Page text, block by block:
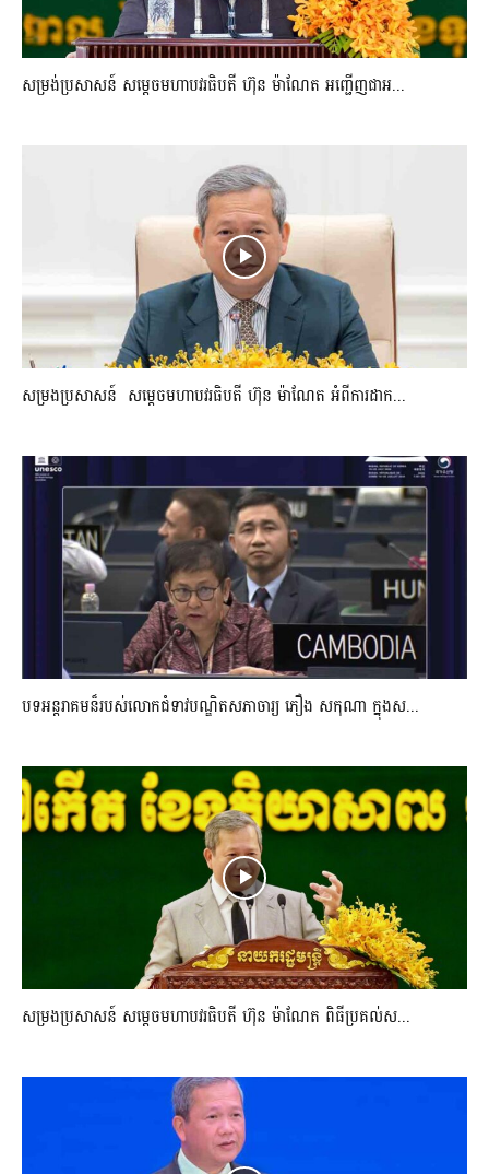
សម្រង់ប្រសាសន៍ សម្ដេចមហាបវរធិបតី ហ៊ុន ម៉ាណែត អញ្ជើញជាអ...
សម្រងប្រសាសន៍ សម្ដេចមហាបវរធិបតី ហ៊ុន ម៉ាណែត អំពីការដាក...
បទអន្តរាគមន៏របស់លោកជំទាវបណ្ឌិតសភាចារ្យ ភឿង សកុណា ក្នុងស...
សម្រងប្រសាសន៍ សម្ដេចមហាបវរធិបតី ហ៊ុន ម៉ាណែត ពិធីប្រគល់ស...